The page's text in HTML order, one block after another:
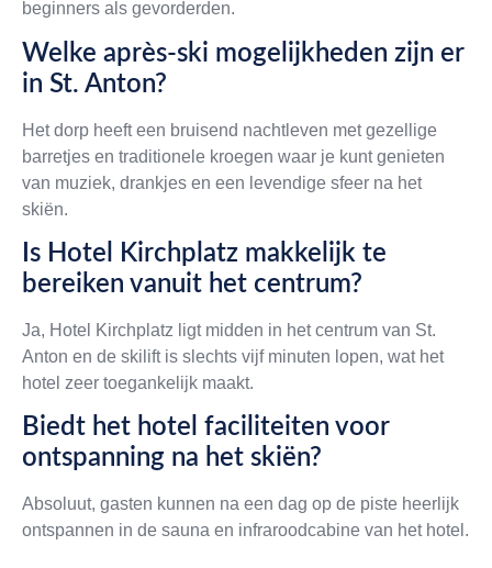
beginners als gevorderden.
Welke après-ski mogelijkheden zijn er
in St. Anton?
Het dorp heeft een bruisend nachtleven met gezellige
barretjes en traditionele kroegen waar je kunt genieten
van muziek, drankjes en een levendige sfeer na het
skiën.
Is Hotel Kirchplatz makkelijk te
bereiken vanuit het centrum?
Ja, Hotel Kirchplatz ligt midden in het centrum van St.
Anton en de skilift is slechts vijf minuten lopen, wat het
hotel zeer toegankelijk maakt.
Biedt het hotel faciliteiten voor
ontspanning na het skiën?
Absoluut, gasten kunnen na een dag op de piste heerlijk
ontspannen in de sauna en infraroodcabine van het hotel.